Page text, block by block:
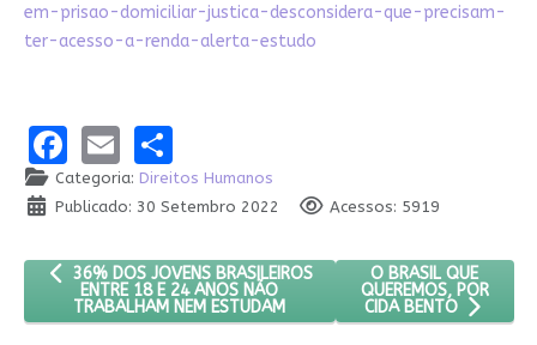
em-prisao-domiciliar-justica-desconsidera-que-precisam-
ter-acesso-a-renda-alerta-estudo
Facebook
EmailShare
Categoria: Direitos Humanos
Publicado: 30 Setembro 2022
Acessos: 5919
ARTIGO ANTERIOR: 36% DOS JOVENS BRASILEIROS ENTRE 18
36% DOS JOVENS BRASILEIROS
ENTRE 18 E 24 ANOS NÃO
TRABALHAM NEM ESTUDAM
PRÓXIMO ARTIGO: O
O BRASIL QUE
QUEREMOS, POR
CIDA BENTO